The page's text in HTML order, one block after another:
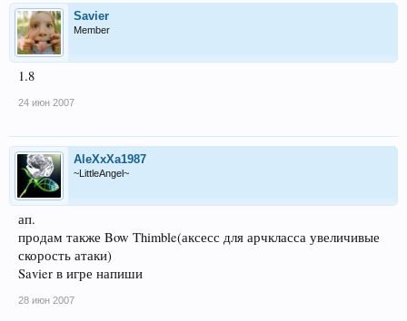
Savier
Member
1.8
24 июн 2007
AleXxXa1987
~LittleAngel~
ап.
продам также Bow Thimble(аксесс для арчкласса увеличивые
скорость атаки)
Savier в игре напиши
28 июн 2007